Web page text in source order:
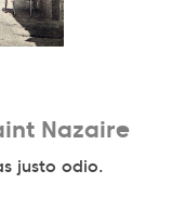
Nazaire
justo odio.